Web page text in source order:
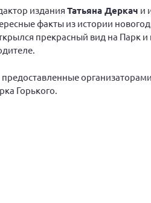
издания Татьяна Деркач и
факты из истории
прекрасный вид на Парк и
Горького.